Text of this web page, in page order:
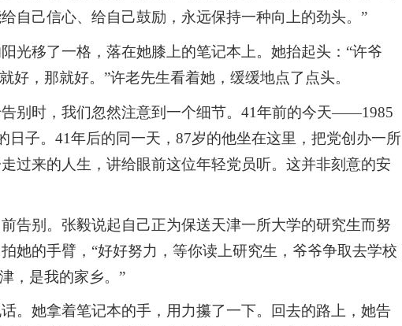
自己信心、给自己鼓励，永远保持一种向上的劲头。”
光移了一格，落在她膝上的笔记本上。她抬起头：“许爷
好，那就好。”许老先生看着她，缓缓地点了点头。
别时，我们忽然注意到一个细节。41年前的今天——1985
日子。41年后的同一天，87岁的他坐在这里，把党创办一所
过来的人生，讲给眼前这位年轻党员听。这并非刻意的安
告别。张毅说起自己正为保送天津一所大学的研究生而努
她的手臂，“好好努力，等你读上研究生，爷爷争取去学校
，是我的家乡。”
。她拿着笔记本的手，用力攥了一下。回去的路上，她告